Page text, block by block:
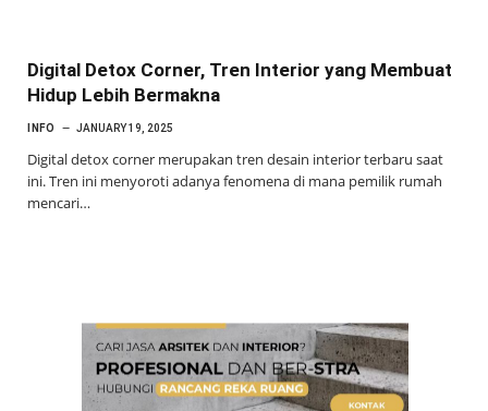
Digital Detox Corner, Tren Interior yang Membuat
Hidup Lebih Bermakna
INFO JANUARY 19, 2025
Digital detox corner merupakan tren desain interior terbaru saat
ini. Tren ini menyoroti adanya fenomena di mana pemilik rumah
mencari…